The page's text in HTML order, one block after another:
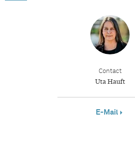
Contact
Uta Hauft
E-Mail